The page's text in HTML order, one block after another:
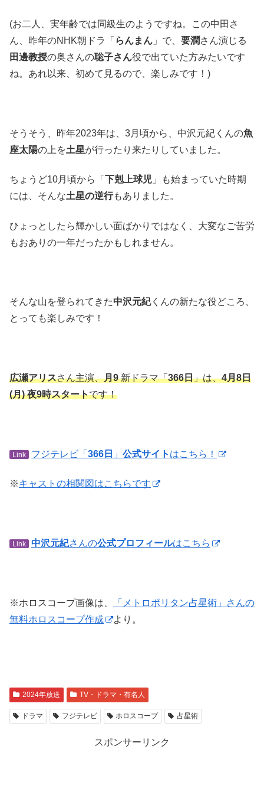
(お二人、実年齢では同級生のようですね。この中田さ
ん、昨年のNHK朝ドラ「 らんまん 」で、 要潤さん演じる
田邊教授の奥さんの聡子さん役で出ていた方みたいです
ね。あれ以来、初めて見るので、楽しみです！)
そうそう、昨年2023年は、3月頃から、中沢元紀くんの魚
座太陽の上を土星が行ったり来たりしていました。
ちょうど10月頃から「 下剋上球児 」も始まっていた時期
には、そんな土星の逆行もありました。
ひょっとしたら輝かしい面ばかりではなく、大変なご苦労
もおありの一年だったかもしれません。
そんな山を登られてきた中沢元紀くんの新たな役どころ、
とっても楽しみです！
広瀬アリスさん主演、月9新ドラマ「366日」は、4月8日
(月) 夜9時スタートです！
Link フジテレビ「 366日 」 公式サイト はこちら！
※キャストの相関図はこちらです
Link 中沢元紀さんの公式プロフィールはこちら
※ホロスコープ画像は、
「メトロポリタン占星術」さんの
無料ホロスコープ作成
より。
2024年放送 TV・ドラマ・有名人
ドラマ フジテレビ ホロスコープ 占星術
スポンサーリンク